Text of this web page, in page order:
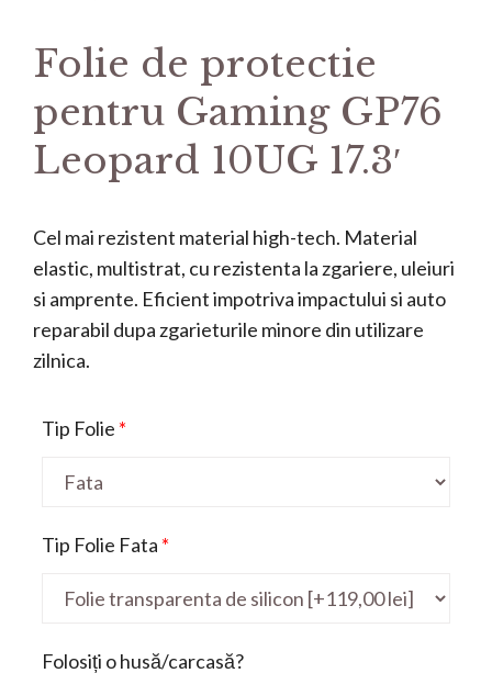
Folie de protectie
pentru Gaming GP76
Leopard 10UG 17.3′
Cel mai rezistent material high-tech. Material
elastic, multistrat, cu rezistenta la zgariere, uleiuri
si amprente. Eficient impotriva impactului si auto
reparabil dupa zgarieturile minore din utilizare
zilnica.
Tip Folie *
Tip Folie Fata *
Folosiți o husă/carcasă?